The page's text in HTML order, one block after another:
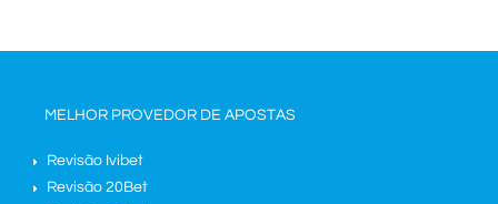
MELHOR PROVEDOR DE APOSTAS
Revisão Ivibet
Revisão 20Bet